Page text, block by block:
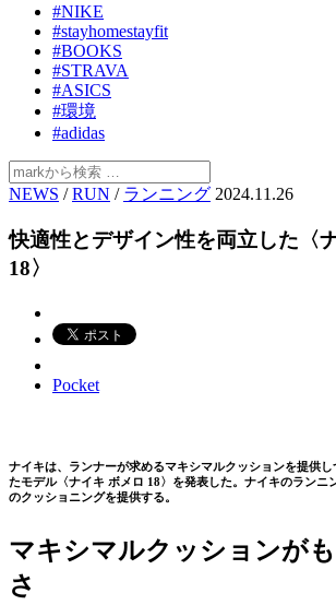
#NIKE
#stayhomestayfit
#BOOKS
#STRAVA
#ASICS
#環境
#adidas
NEWS /RUN / ランニング 2024.11.26
快適性とデザイン性を両立した〈
18〉
Pocket
ナイキは、ランナーが求めるマキシマルクッションを提供
たモデル〈ナイキ ボメロ 18〉を発表した。ナイキのランニ
のクッショニングを提供する。
マキシマルクッションが
さ